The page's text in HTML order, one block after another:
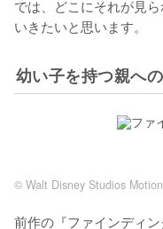
では、どこにそれが見
いきたいと思います。
幼い子を持つ親へ
© Walt Disney Studios
前作の『ファインディ